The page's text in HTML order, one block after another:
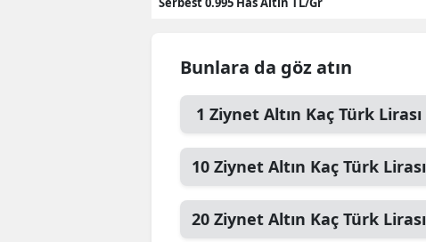
Bunlara da göz atın
1Ziynet Altın Kaç Türk Lirası
10Ziynet Altın Kaç Türk Lirası
20Ziynet Altın Kaç Türk Lirası